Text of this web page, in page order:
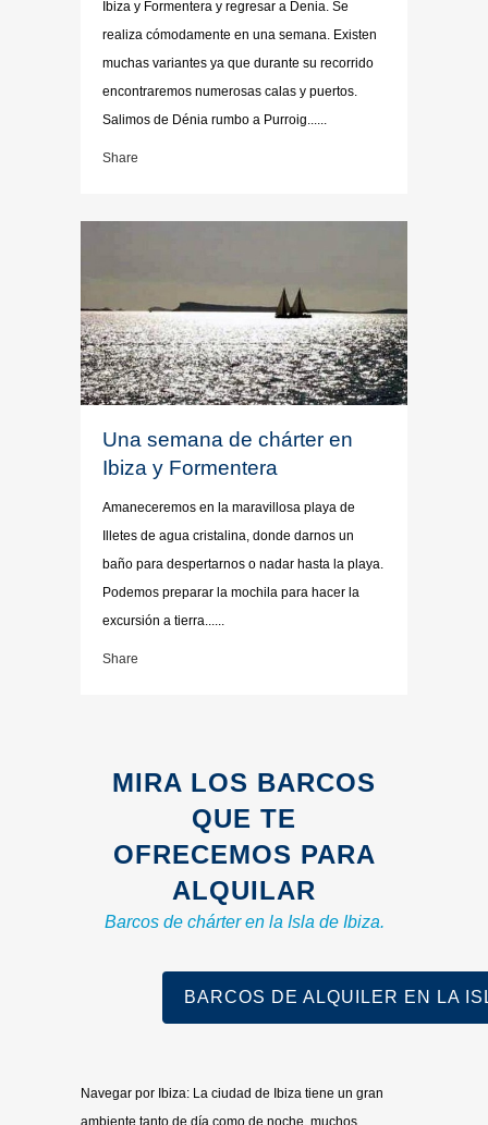
Ibiza y Formentera y regresar a Denia. Se
realiza cómodamente en una semana. Existen
muchas variantes ya que durante su recorrido
encontraremos numerosas calas y puertos.
Salimos de Dénia rumbo a Purroig......
Share
Una semana de chárter en
Ibiza y Formentera
Amaneceremos en la maravillosa playa de
Illetes de agua cristalina, donde darnos un
baño para despertarnos o nadar hasta la playa.
Podemos preparar la mochila para hacer la
excursión a tierra......
Share
MIRA LOS BARCOS
QUE TE
OFRECEMOS PARA
ALQUILAR
Barcos de chárter en la Isla de Ibiza.
BARCOS DE ALQUILER EN LA
Navegar por Ibiza: La ciudad de Ibiza tiene un gran
ambiente tanto de día como de noche, muchos